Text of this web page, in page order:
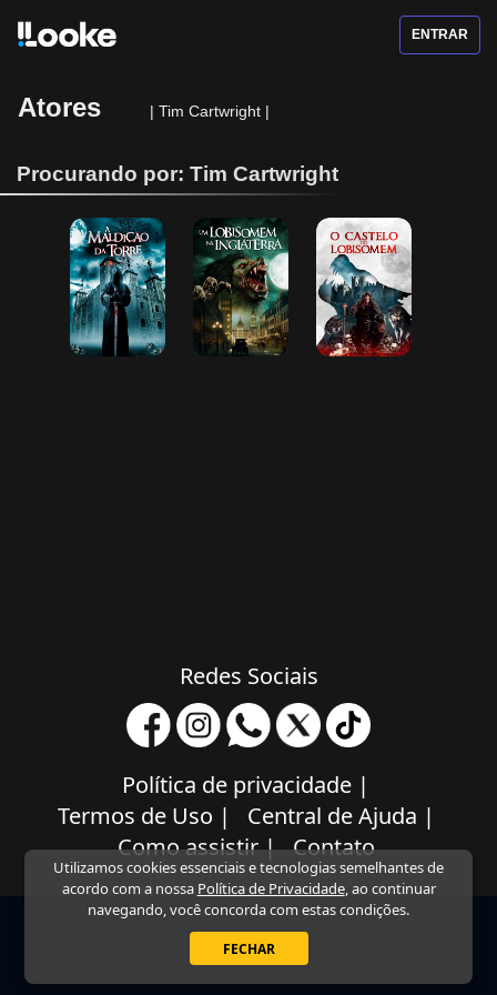
Utilizamos cookies essenciais e tecnologias semelhantes de
acordo com a nossa Política de Privacidade, ao continuar
navegando, você concorda com estas condições.
FECHAR
ENTRAR
Atores | Tim Cartwright |
Procurando por: Tim Cartwright
A Maldição da
Torre
Um Lobisomem
na Inglaterra
O Castelo do
Lobisomem
Redes Sociais
Política de privacidade |
Termos de Uso | Central de Ajuda |
Como assistir| Contato